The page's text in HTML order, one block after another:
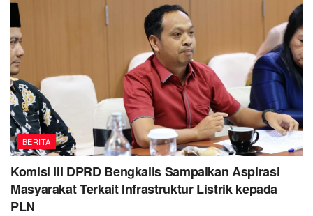
BERITA
Komisi III DPRD Bengkalis Sampaikan Aspirasi
Masyarakat Terkait Infrastruktur Listrik kepada
PLN